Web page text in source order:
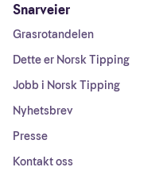
Snarveier
Grasrotandelen
Dette er Norsk Tipping
Jobb i Norsk Tipping
Nyhetsbrev
Presse
Kontakt oss